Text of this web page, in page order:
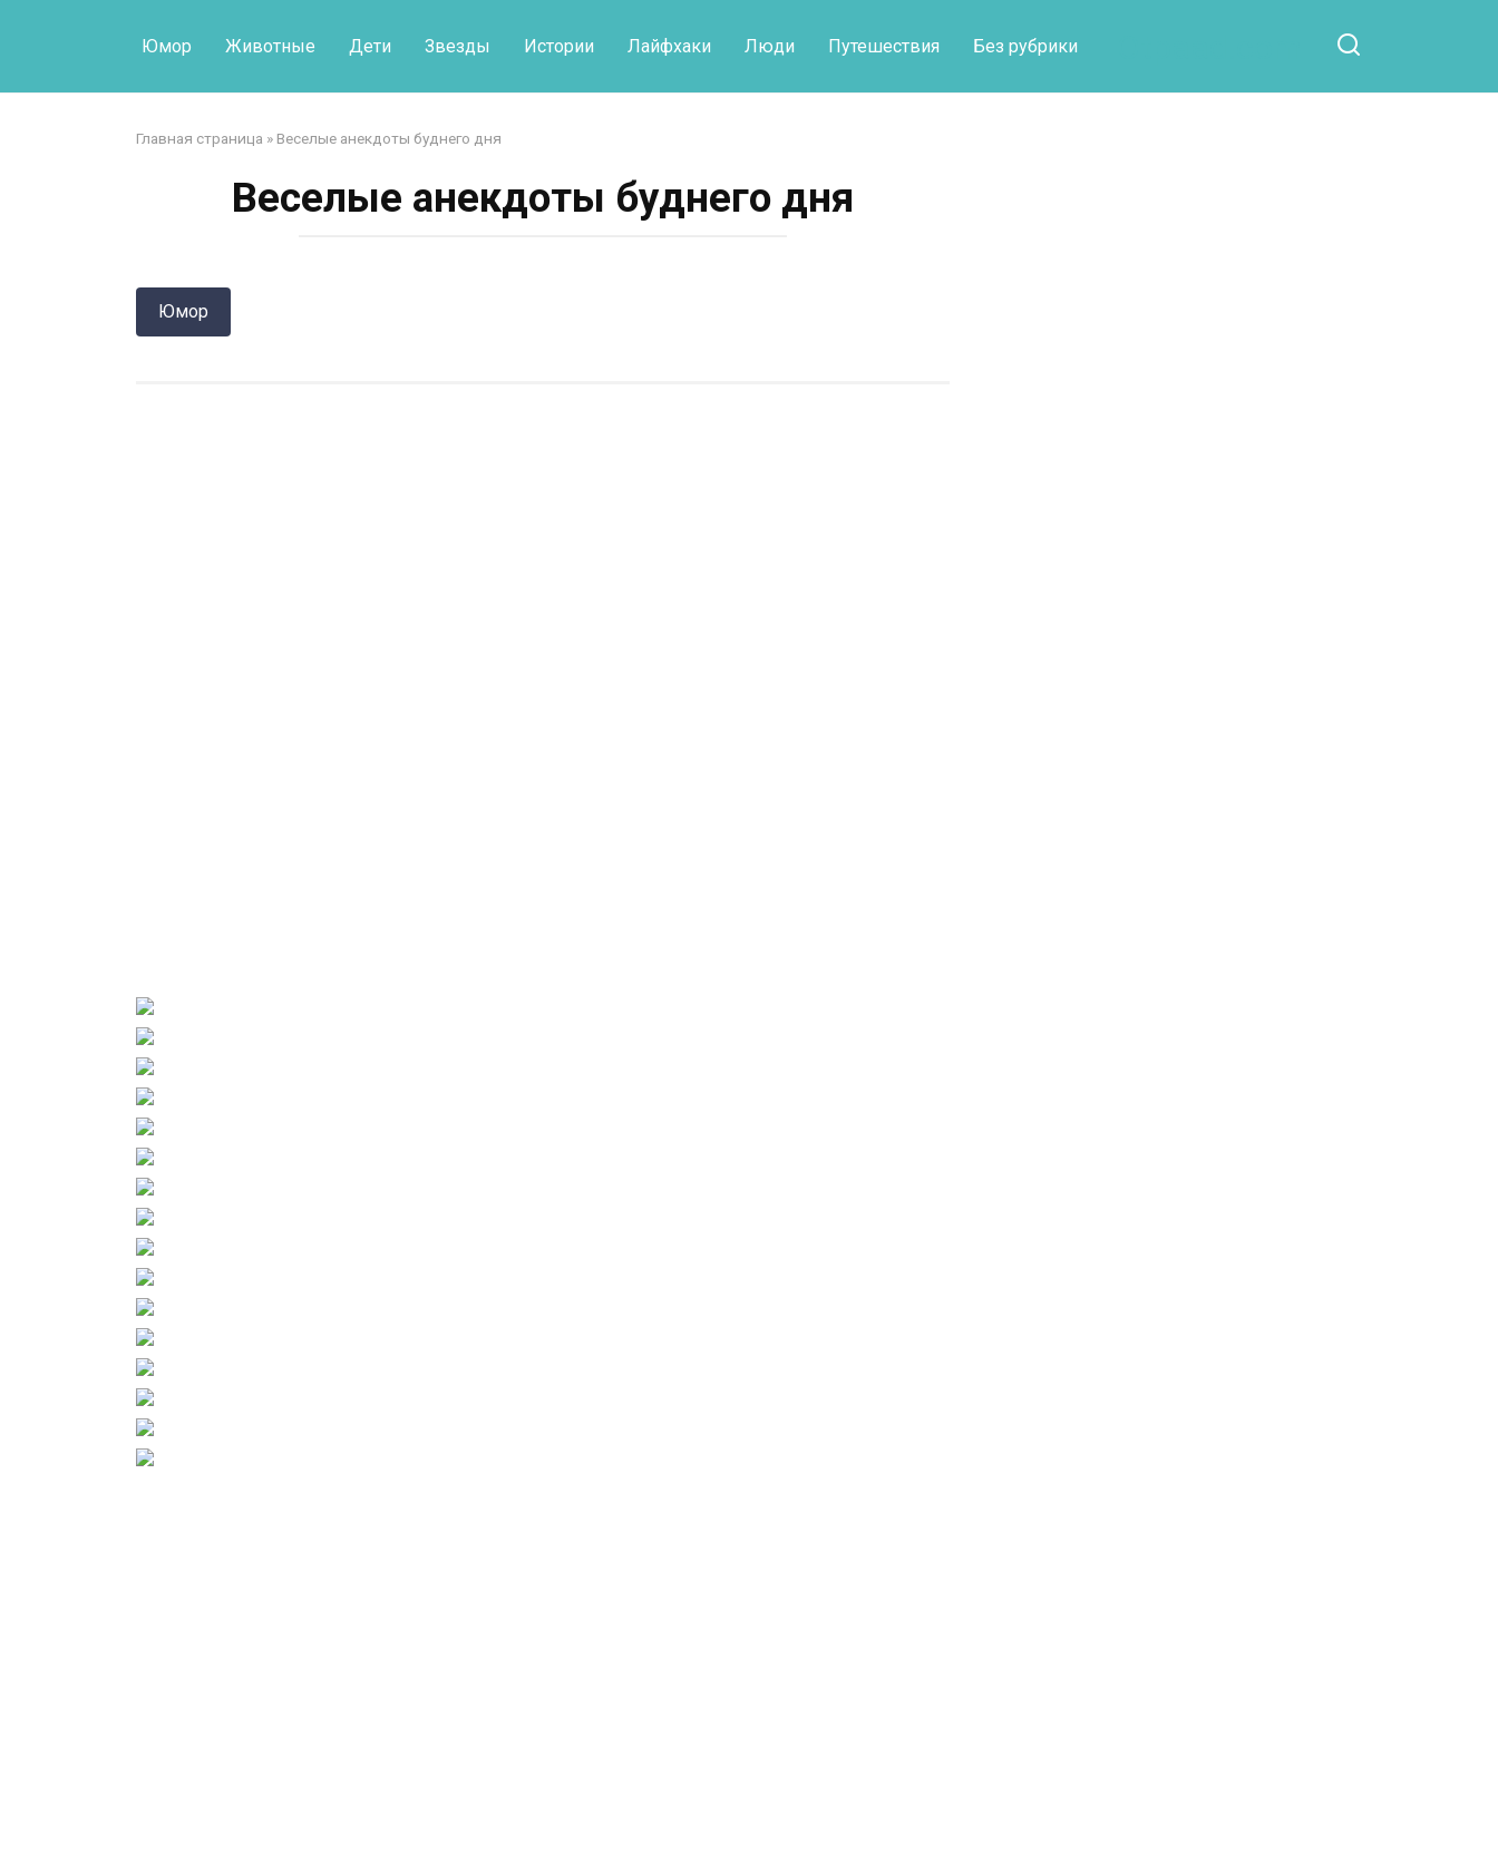
Юмор Животные Дети Звезды Истории Лайфхаки Люди Путешествия Без рубрики
Главная страница » Веселые анекдоты буднего дня
Веселые анекдоты буднего дня
Юмор